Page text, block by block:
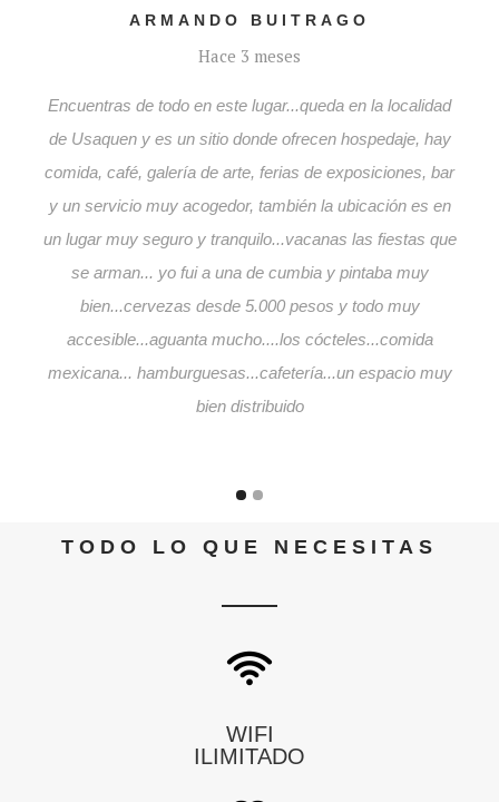
ARMANDO BUITRAGO
Hace 3 meses
Encuentras de todo en este lugar...queda en la localidad
de Usaquen y es un sitio donde ofrecen hospedaje, hay
comida, café, galería de arte, ferias de exposiciones, bar
y un servicio muy acogedor, también la ubicación es en
un lugar muy seguro y tranquilo...vacanas las fiestas que
se arman... yo fui a una de cumbia y pintaba muy
bien...cervezas desde 5.000 pesos y todo muy
accesible...aguanta mucho....los cócteles...comida
mexicana... hamburguesas...cafetería...un espacio muy
bien distribuido
TODO LO QUE NECESITAS
WIFI
ILIMITADO